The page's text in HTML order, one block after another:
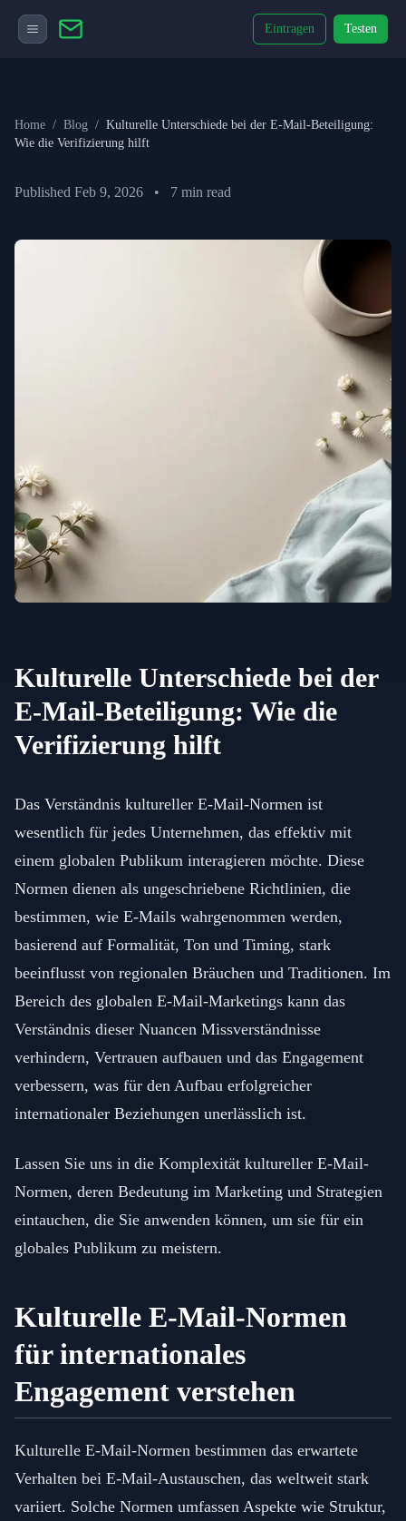
Eintragen Testen
Home / Blog / Kulturelle Unterschiede bei der E-Mail-Beteiligung:
Wie die Verifizierung hilft
Published Feb 9, 2026 • 7 min read
Kulturelle Unterschiede bei der
E-Mail-Beteiligung: Wie die
Verifizierung hilft
Das Verständnis kultureller E-Mail-Normen ist
wesentlich für jedes Unternehmen, das effektiv mit
einem globalen Publikum interagieren möchte. Diese
Normen dienen als ungeschriebene Richtlinien, die
bestimmen, wie E-Mails wahrgenommen werden,
basierend auf Formalität, Ton und Timing, stark
beeinflusst von regionalen Bräuchen und Traditionen. Im
Bereich des globalen E-Mail-Marketings kann das
Verständnis dieser Nuancen Missverständnisse
verhindern, Vertrauen aufbauen und das Engagement
verbessern, was für den Aufbau erfolgreicher
internationaler Beziehungen unerlässlich ist.
Lassen Sie uns in die Komplexität kultureller E-Mail-
Normen, deren Bedeutung im Marketing und Strategien
eintauchen, die Sie anwenden können, um sie für ein
globales Publikum zu meistern.
Kulturelle E-Mail-Normen
für internationales
Engagement verstehen
Kulturelle E-Mail-Normen bestimmen das erwartete
Verhalten bei E-Mail-Austauschen, das weltweit stark
variiert. Solche Normen umfassen Aspekte wie Struktur,